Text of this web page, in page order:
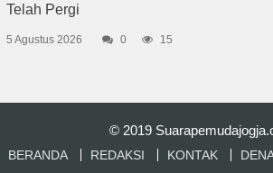
Telah Pergi
5 Agustus 2026 0 15
© 2019
BERANDA REDAKSI KONTAK